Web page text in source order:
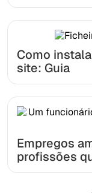
Como
site: Guia
Empregos
profissões